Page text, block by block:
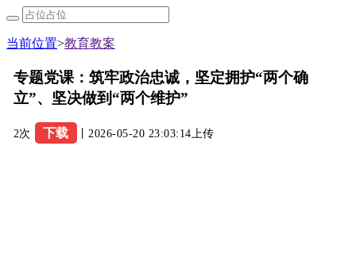
当前位置>教育教案
专题党课：筑牢政治忠诚，坚定拥护“两个确
立”、坚决做到“两个维护”
2次 下载 丨2026-05-20 23:03:14上传